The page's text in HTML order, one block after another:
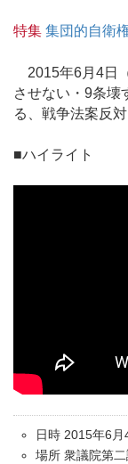
特集 集団的自衛
2015年6月4日
させない・9条壊
る、戦争法案反
■ハイライト
日時 2015年6
場所 衆議院第二